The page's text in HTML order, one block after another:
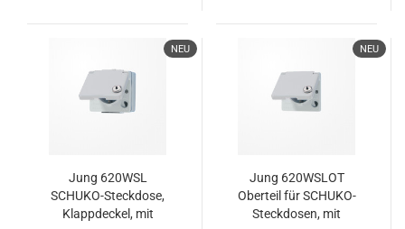
NEU
Jung 620WSL
SCHUKO-Steckdose,
Klappdeckel, mit
NEU
Jung 620WSLOT
Oberteil für SCHUKO-
Steckdosen, mit